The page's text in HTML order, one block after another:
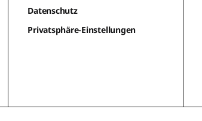
Datenschutz
Privatsphäre-Einstellungen